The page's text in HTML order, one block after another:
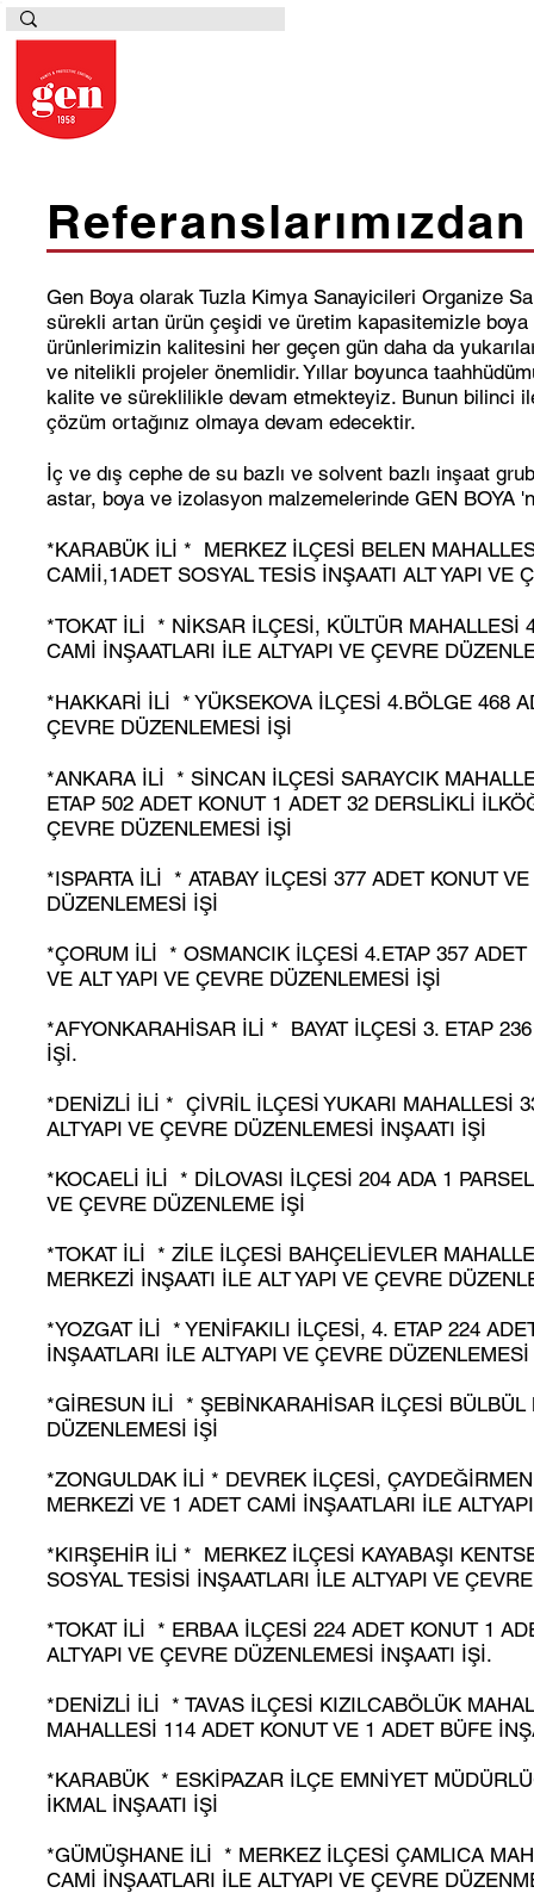
Referanslarımızdan
Gen Boya olarak Tuzla Kimya Sanayicileri Organize
sürekli artan ürün çeşidi ve üretim kapasitemizle
ürünlerimizin kalitesini her geçen gün daha da
ve nitelikli projeler önemlidir. Yıllar boyunca
kalite ve süreklilikle devam etmekteyiz. Bunun bilinci
çözüm ortağınız olmaya devam edecektir.
İç ve dış cephe de su bazlı ve solvent bazlı inşaat
astar, boya ve izolasyon malzemelerinde GEN BOYA
*KARABÜK İLİ * MERKEZ İLÇESİ BELEN
CAMİİ,1ADET SOSYAL TESİS İNŞAATI ALT YAPI VE
*TOKAT İLİ * NİKSAR İLÇESİ, KÜLTÜR MAHALLESİ
CAMİ İNŞAATLARI İLE ALTYAPI VE ÇEVRE
*HAKKARİ İLİ * YÜKSEKOVA İLÇESİ 4.BÖLGE 468
ÇEVRE DÜZENLEMESİ İŞİ
*ANKARA İLİ * SİNCAN İLÇESİ SARAYCIK
ETAP 502 ADET KONUT 1 ADET 32 DERSLİKLİ
ÇEVRE DÜZENLEMESİ İŞİ
*ISPARTA İLİ * ATABAY İLÇESİ 377 ADET KONUT
DÜZENLEMESİ İŞİ
*ÇORUM İLİ * OSMANCIK İLÇESİ 4.ETAP 357
VE ALT YAPI VE ÇEVRE DÜZENLEMESİ İŞİ
*AFYONKARAHİSAR İLİ * BAYAT İLÇESİ 3. ETAP
İŞİ.
*DENİZLİ İLİ * ÇİVRİL İLÇESİ YUKARI MAHALLESİ
ALTYAPI VE ÇEVRE DÜZENLEMESİ İNŞAATI İŞİ
*KOCAELİ İLİ * DİLOVASI İLÇESİ 204 ADA 1
VE ÇEVRE DÜZENLEME İŞİ
*TOKAT İLİ * ZİLE İLÇESİ BAHÇELİEVLER
MERKEZİ İNŞAATI İLE ALT YAPI VE ÇEVRE
*YOZGAT İLİ * YENİFAKILI İLÇESİ, 4. ETAP 224
İNŞAATLARI İLE ALTYAPI VE ÇEVRE
*GİRESUN İLİ * ŞEBİNKARAHİSAR İLÇESİ BÜLBÜL
DÜZENLEMESİ İŞİ
*ZONGULDAK İLİ * DEVREK İLÇESİ,
MERKEZİ VE 1 ADET CAMİ İNŞAATLARI İLE
*KIRŞEHİR İLİ * MERKEZ İLÇESİ KAYABAŞI
SOSYAL TESİSİ İNŞAATLARI İLE ALTYAPI VE
*TOKAT İLİ * ERBAA İLÇESİ 224 ADET KONUT 1
ALTYAPI VE ÇEVRE DÜZENLEMESİ İNŞAATI İŞİ.
*DENİZLİ İLİ * TAVAS İLÇESİ KIZILCABÖLÜK
MAHALLESİ 114 ADET KONUT VE 1 ADET BÜFE
*KARABÜK * ESKİPAZAR İLÇE EMNİYET
İKMAL İNŞAATI İŞİ
*GÜMÜŞHANE İLİ * MERKEZ İLÇESİ ÇAMLICA
CAMİ İNŞAATLARI İLE ALTYAPI VE ÇEVRE